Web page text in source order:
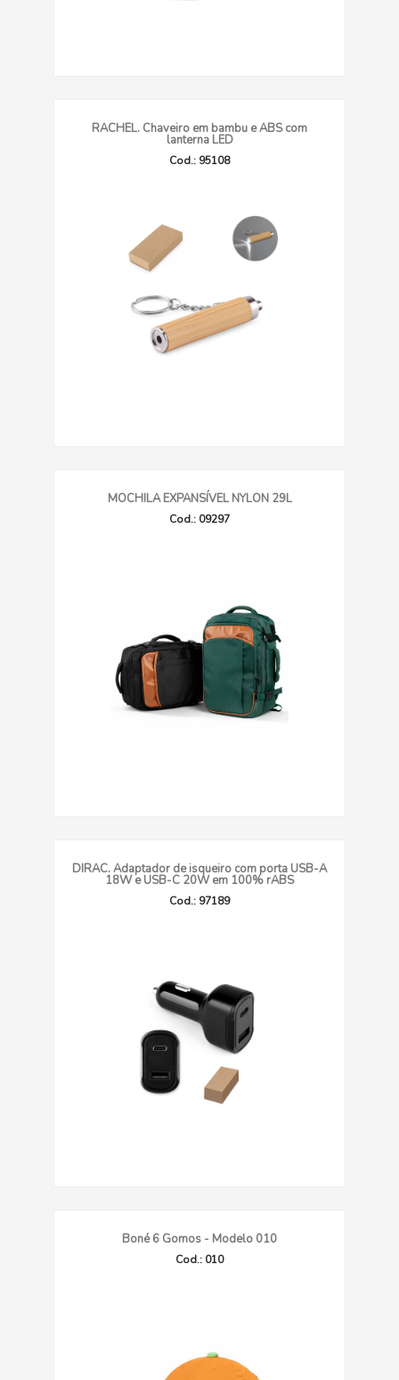
RACHEL. Chaveiro em bambu e ABS com
lanterna LED
Cod.: 95108
MOCHILA EXPANSÍVEL NYLON 29L
Cod.: 09297
DIRAC. Adaptador de isqueiro com porta USB-A
18W e USB-C 20W em 100% rABS
Cod.: 97189
Boné 6 Gomos - Modelo 010
Cod.: 010